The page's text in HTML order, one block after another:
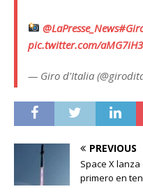
@LaPresse_News
pic.twitter.com/
— Giro d'Italia
PREVIOUS
Space X
primero en